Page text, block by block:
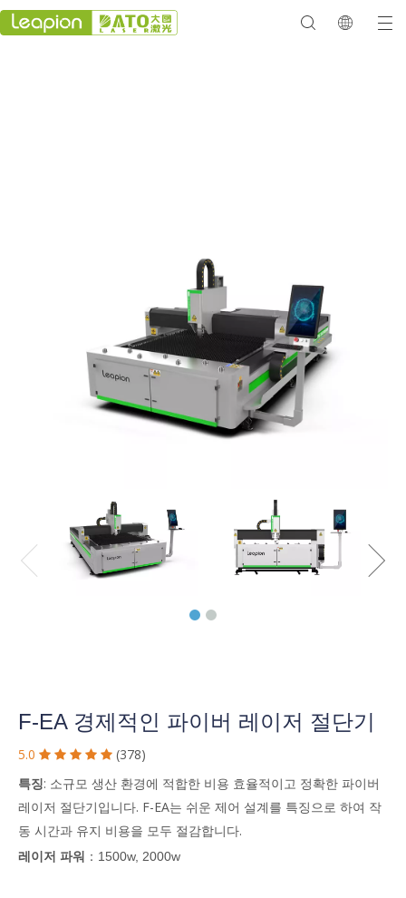
F-EA 경제적인 파이버 레이저 절단기
5.0      (378)
특징: 소규모 생산 환경에 적합한 비용 효율적이고 정확한 파이버
레이저 절단기입니다. F-EA는 쉬운 제어 설계를 특징으로 하여 작
동 시간과 유지 비용을 모두 절감합니다.
레이저 파워 ：1500w, 2000w